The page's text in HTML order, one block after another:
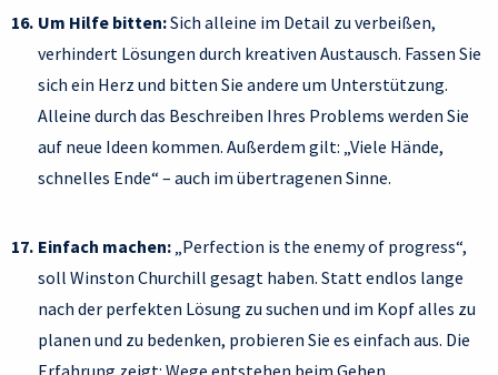
Um Hilfe bitten:Sich alleine im Detail zu verbeißen,
verhindert Lösungen durch kreativen Austausch. Fassen Sie
sich ein Herz und bitten Sie andere um Unterstützung.
Alleine durch das Beschreiben Ihres Problems werden Sie
auf neue Ideen kommen. Außerdem gilt: „Viele Hände,
schnelles Ende“ – auch im übertragenen Sinne.
Einfach machen: „Perfection is the enemy of progress“,
soll Winston Churchill gesagt haben. Statt endlos lange
nach der perfekten Lösung zu suchen und im Kopf alles zu
planen und zu bedenken, probieren Sie es einfach aus. Die